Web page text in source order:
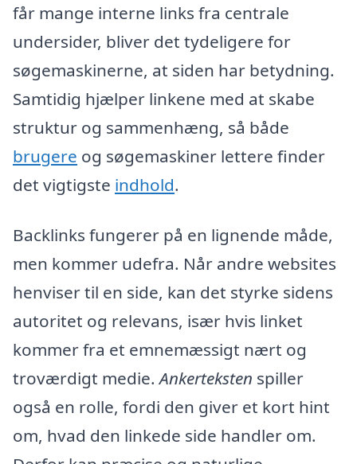
får mange interne links fra centrale
undersider, bliver det tydeligere for
søgemaskinerne, at siden har betydning.
Samtidig hjælper linkene med at skabe
struktur og sammenhæng, så både
brugere og søgemaskiner lettere finder
det vigtigste indhold.
Backlinks fungerer på en lignende måde,
men kommer udefra. Når andre websites
henviser til en side, kan det styrke sidens
autoritet og relevans, især hvis linket
kommer fra et emnemæssigt nært og
troværdigt medie.Ankerteksten spiller
også en rolle, fordi den giver et kort hint
om, hvad den linkede side handler om.